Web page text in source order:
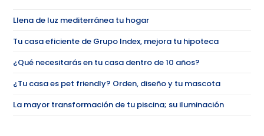
Llena de luz mediterránea tu hogar
Tu casa eficiente de Grupo Index, mejora tu hipoteca
¿Qué necesitarás en tu casa dentro de 10 años?
¿Tu casa es pet friendly? Orden, diseño y tu mascota
La mayor transformación de tu piscina; su iluminación